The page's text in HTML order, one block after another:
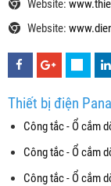
Website:
Website:
Thiết bị điện
Công tắc - Ổ cắm
Công tắc - Ổ cắm
Công tắc - Ổ cắm